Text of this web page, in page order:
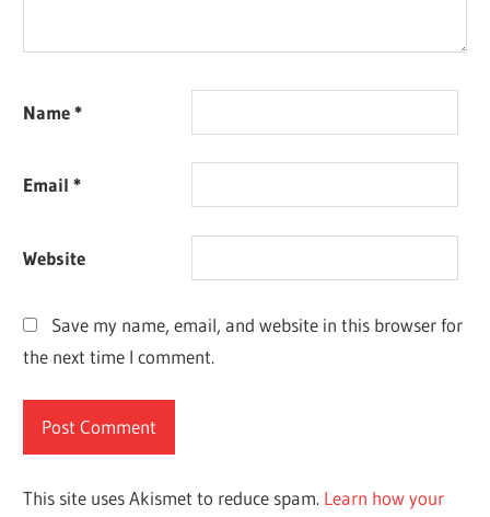
Name*
Email*
Website
Save my name, email, and website in this browser for
the next time I comment.
This site uses Akismet to reduce spam. Learn how your